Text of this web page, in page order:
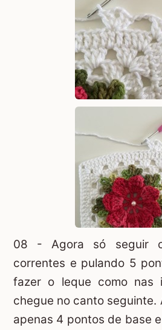
08 - Agora só seguir
correntes e pulando 5
fazer o leque como nas
chegue no canto seguinte.
apenas 4 pontos de base